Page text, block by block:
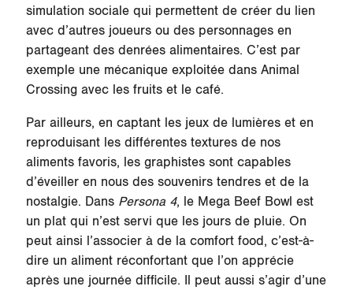
simulation sociale qui permettent de créer du lien
avec d’autres joueurs ou des personnages en
partageant des denrées alimentaires. C’est par
exemple une mécanique exploitée dans Animal
Crossing avec les fruits et le café.
Par ailleurs, en captant les jeux de lumières et en
reproduisant les différentes textures de nos
aliments favoris, les graphistes sont capables
d’éveiller en nous des souvenirs tendres et de la
nostalgie. Dans Persona 4, le Mega Beef Bowl est
un plat qui n’est servi que les jours de pluie. On
peut ainsi l’associer à de la comfort food, c’est-à-
dire un aliment réconfortant que l’on apprécie
après une journée difficile. Il peut aussi s’agir d’une